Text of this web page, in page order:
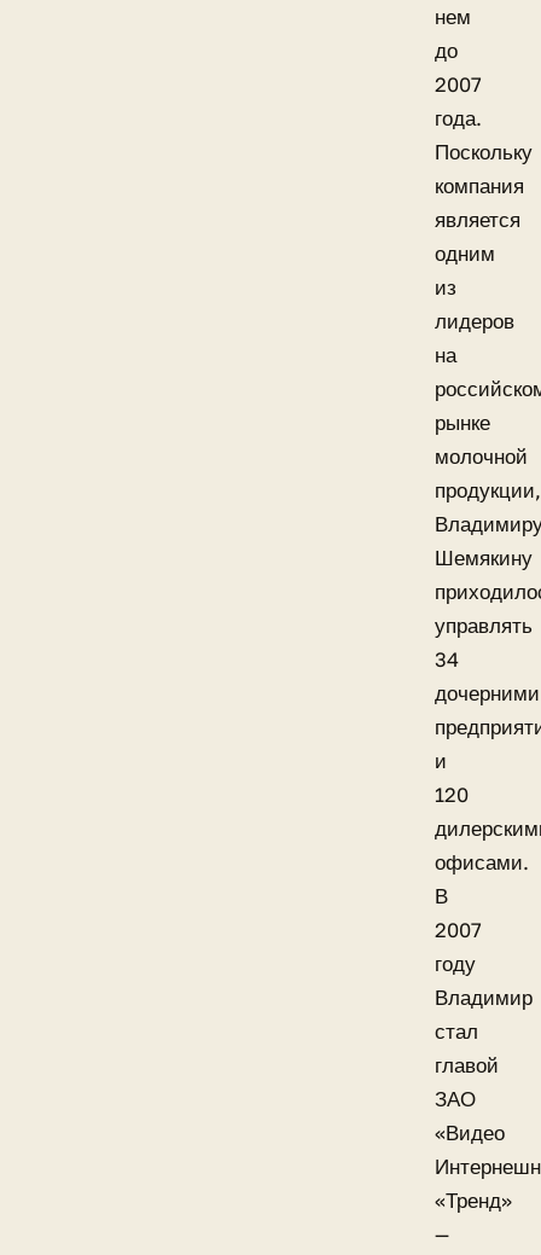
нем
до
2007
года.
Поскольку
компания
является
одним
из
лидеров
на
рынке
молочной
продукции,
Шемякину
управлять
34
дочерними
и
120
офисами.
В
2007
году
Владимир
стал
главой
ЗАО
«Видео
«Тренд»
—